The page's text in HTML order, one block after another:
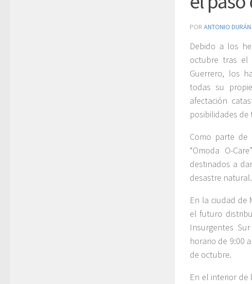
POR ANTONIO DURÁN
Debido a los
octubre tras el
Guerrero, los
todas su
afectación
posibilidades de
Como parte de
“Omoda O-
destinados a
desastre natural.
En la ciudad de
el futuro
Insurgentes
horario de 9:00
de octubre.
En el interior de